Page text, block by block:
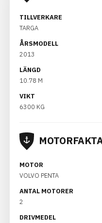
TILLVERKARE
TARGA
ÅRSMODELL
2013
LÄNGD
10.78 M
VIKT
6300 KG
MOTOR
VOLVO PENTA
ANTAL MOTORER
2
DRIVMEDEL